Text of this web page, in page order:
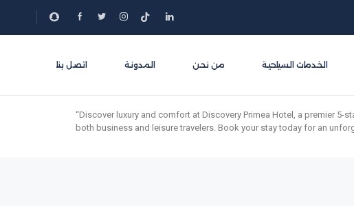
الخدمات السياحية من نحن المدونة اتصل بنا
“Discover luxury and comfort at Discovery Primea Hotel, a premier
both business and leisure travelers. Book your stay today for an